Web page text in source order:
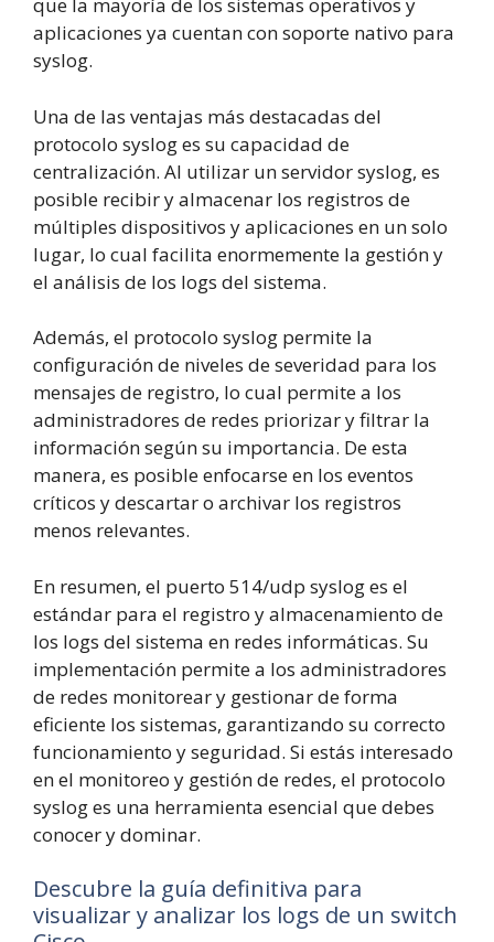
aplicaciones ya cuentan con soporte nativo para
syslog.
Una de las ventajas más destacadas del
protocolo syslog es su capacidad de
centralización. Al utilizar un servidor syslog, es
posible recibir y almacenar los registros de
múltiples dispositivos y aplicaciones en un solo
lugar, lo cual facilita enormemente la gestión y
el análisis de los logs del sistema.
Además, el protocolo syslog permite la
configuración de niveles de severidad para los
mensajes de registro, lo cual permite a los
administradores de redes priorizar y filtrar la
información según su importancia. De esta
manera, es posible enfocarse en los eventos
críticos y descartar o archivar los registros
menos relevantes.
En resumen, el puerto 514/udp syslog es el
estándar para el registro y almacenamiento de
los logs del sistema en redes informáticas. Su
implementación permite a los administradores
de redes monitorear y gestionar de forma
eficiente los sistemas, garantizando su correcto
funcionamiento y seguridad. Si estás interesado
en el monitoreo y gestión de redes, el protocolo
syslog es una herramienta esencial que debes
conocer y dominar.
Descubre la guía definitiva para
visualizar y analizar los logs de un switch